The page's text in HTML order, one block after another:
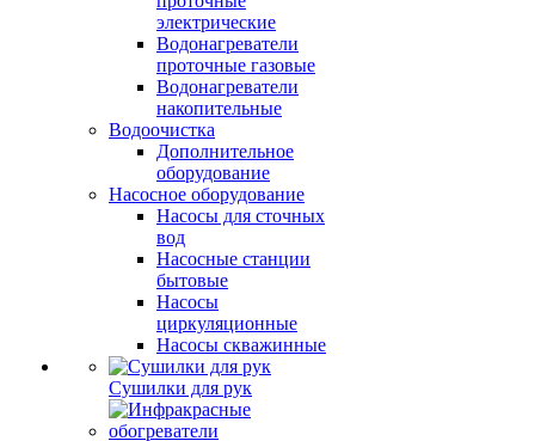
электрические
Водонагреватели
проточные газовые
Водонагреватели
накопительные
Водоочистка
Дополнительное
оборудование
Насосное оборудование
Насосы для сточных
вод
Насосные станции
бытовые
Насосы
циркуляционные
Насосы скважинные
Сушилки для рук